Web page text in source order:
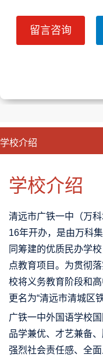
留言咨询
学校介绍
学校介绍
清远市广铁一中（万
16年开办，是由万科
同筹建的优质民办学
点教育项目。为贯彻
校将义务教育阶段和
更名为“清远市清城区
广铁一中外国语学校
品学兼优、才艺兼备
强烈社会责任感、全